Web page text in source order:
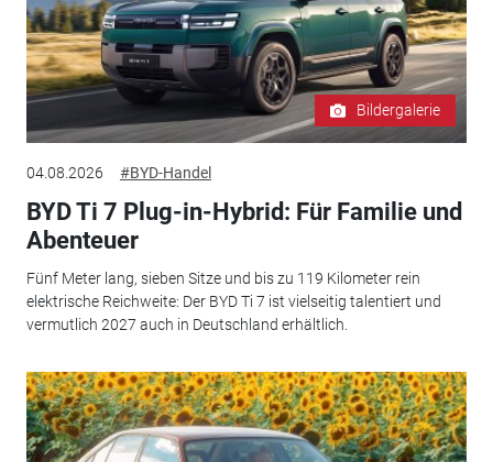
Bildergalerie
04.08.2026 #BYD-Handel
BYD Ti 7 Plug-in-Hybrid: Für Familie und
Abenteuer
Fünf Meter lang, sieben Sitze und bis zu 119 Kilometer rein
elektrische Reichweite: Der BYD Ti 7 ist vielseitig talentiert und
vermutlich 2027 auch in Deutschland erhältlich.